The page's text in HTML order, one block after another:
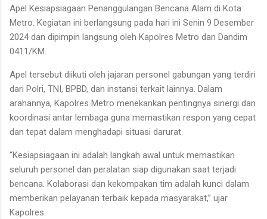
Apel Kesiapsiagaan Penanggulangan Bencana Alam di Kota
Metro. Kegiatan ini berlangsung pada hari ini Senin 9 Desember
2024 dan dipimpin langsung oleh Kapolres Metro dan Dandim
0411/KM.
Apel tersebut diikuti oleh jajaran personel gabungan yang terdiri
dari Polri, TNI, BPBD, dan instansi terkait lainnya. Dalam
arahannya, Kapolres Metro menekankan pentingnya sinergi dan
koordinasi antar lembaga guna memastikan respon yang cepat
dan tepat dalam menghadapi situasi darurat.
“Kesiapsiagaan ini adalah langkah awal untuk memastikan
seluruh personel dan peralatan siap digunakan saat terjadi
bencana. Kolaborasi dan kekompakan tim adalah kunci dalam
memberikan pelayanan terbaik kepada masyarakat,” ujar
Kapolres.